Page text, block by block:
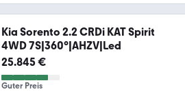
Kia Sorento 2.2 CRDi KAT Spirit
4WD 7S|360°|AHZV|Led
25.845 €
Guter Preis